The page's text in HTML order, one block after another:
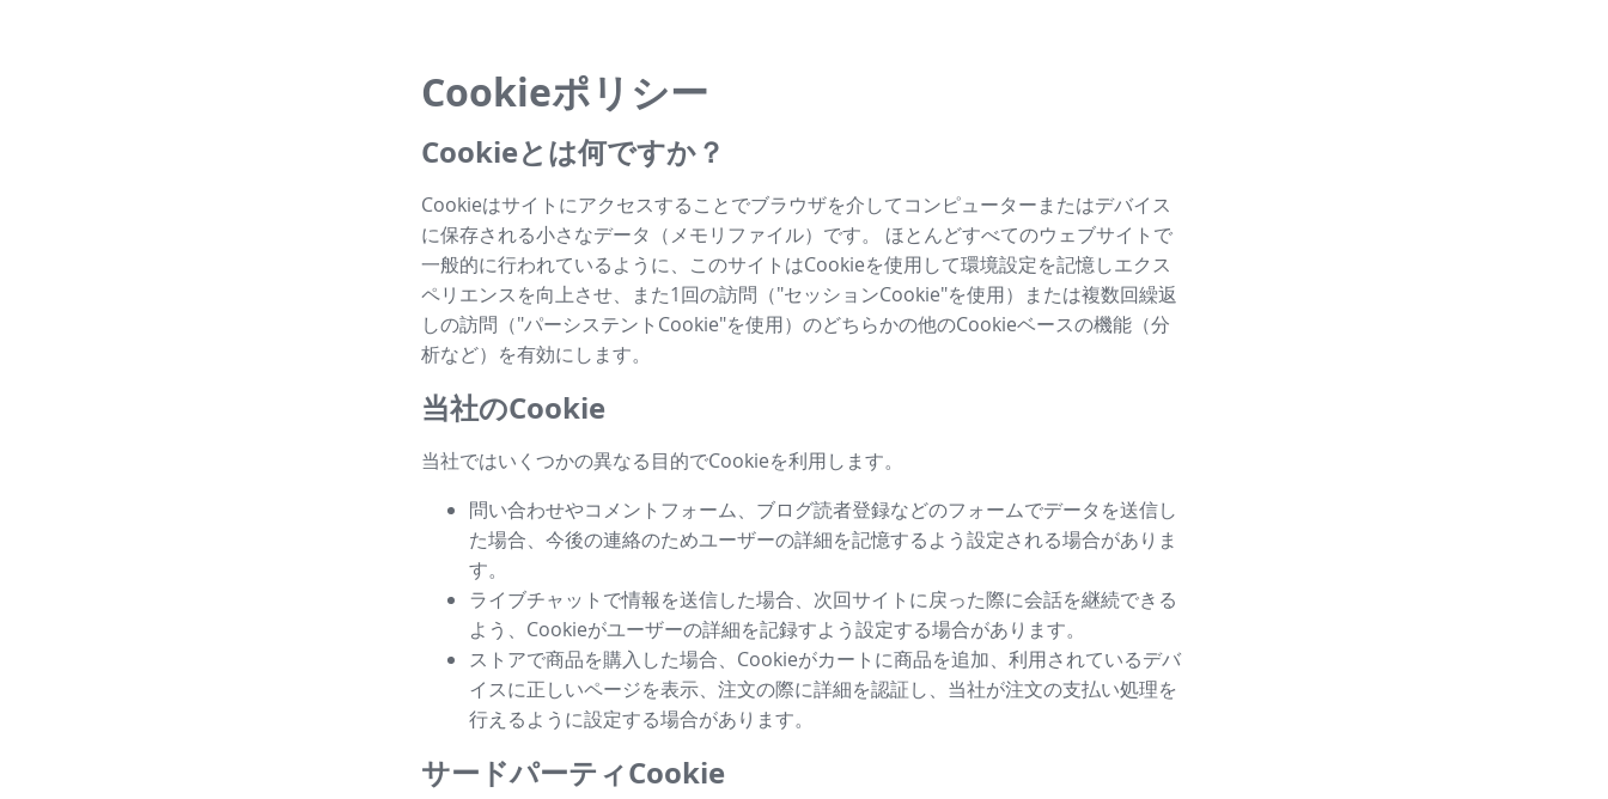
Cookieポリシー
Cookieとは何ですか？
Cookieはサイトにアクセスすることでブラウザを介してコンピューターまたはデバイス
に保存される小さなデータ（メモリファイル）です。 ほとんどすべてのウェブサイトで
一般的に行われているように、このサイトはCookieを使用して環境設定を記憶しエクス
ペリエンスを向上させ、また1回の訪問（"セッションCookie"を使用）または複数回繰返
しの訪問（"パーシステントCookie"を使用）のどちらかの他のCookieベースの機能（分
析など）を有効にします。
当社のCookie
当社ではいくつかの異なる目的でCookieを利用します。
問い合わせやコメントフォーム、ブログ読者登録などのフォームでデータを送信し
た場合、今後の連絡のためユーザーの詳細を記憶するよう設定される場合がありま
す。
ライブチャットで情報を送信した場合、次回サイトに戻った際に会話を継続できる
よう、Cookieがユーザーの詳細を記録すよう設定する場合があります。
ストアで商品を購入した場合、Cookieがカートに商品を追加、利用されているデバ
イスに正しいページを表示、注文の際に詳細を認証し、当社が注文の支払い処理を
行えるように設定する場合があります。
サードパーティCookie